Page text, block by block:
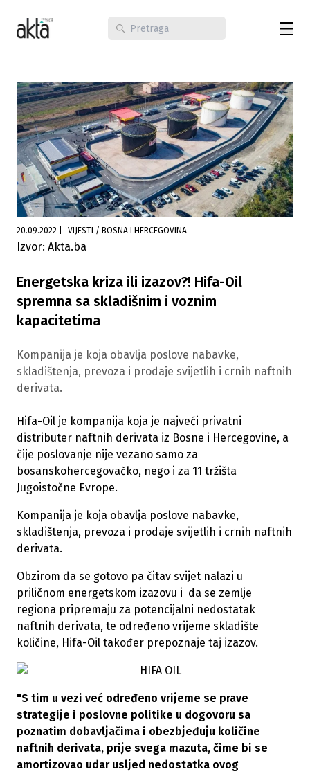
20.09.2022 VIJESTI / BOSNA I HERCEGOVINA
Izvor: Akta.ba
Energetska kriza ili izazov?! Hifa-Oil
spremna sa skladišnim i voznim
kapacitetima
Kompanija je koja obavlja poslove nabavke,
skladištenja, prevoza i prodaje svijetlih i crnih naftnih
derivata.
Hifa-Oil je kompanija koja je najveći privatni
distributer naftnih derivata iz Bosne i Hercegovine, a
čije poslovanje nije vezano samo za
bosanskohercegovačko, nego i za 11 tržišta
Jugoistočne Evrope.
Kompanija je koja obavlja poslove nabavke,
skladištenja, prevoza i prodaje svijetlih i crnih naftnih
derivata.
Obzirom da se gotovo pa čitav svijet nalazi u
priličnom energetskom izazovu i da se zemlje
regiona pripremaju za potencijalni nedostatak
naftnih derivata, te određeno vrijeme skladište
količine, Hifa-Oil također prepoznaje taj izazov.
"S tim u vezi već određeno vrijeme se prave
strategije i poslovne politike u dogovoru sa
poznatim dobavljačima i obezbjeđuju količine
naftnih derivata, prije svega mazuta, čime bi se
amortizovao udar usljed nedostatka ovog